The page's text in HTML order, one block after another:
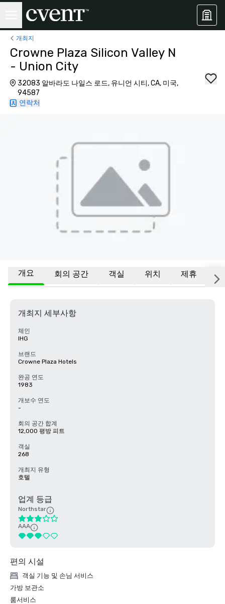
개최지
Crowne Plaza Silicon Valley N
- Union City
32083 알바라도 나일스 로드, 유니언 시티, CA, 미국,
94587
연락처
개요 회의 공간 객실 위치 제휴
개최지 세부사항
체인
IHG
브랜드
Crowne Plaza Hotels
완공 연도
1983
개보수 연도
-
회의 공간 합계
12,000 평방 피트
객실
268
개최지 유형
호텔
업계 등급
Northstar
AAA
편의 시설
객실 기능 및 손님 서비스
가방 보관소
룸서비스